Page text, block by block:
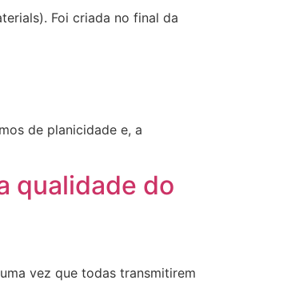
Foi criada no final da
de planicidade e, a
qualidade do
vez que todas transmitirem